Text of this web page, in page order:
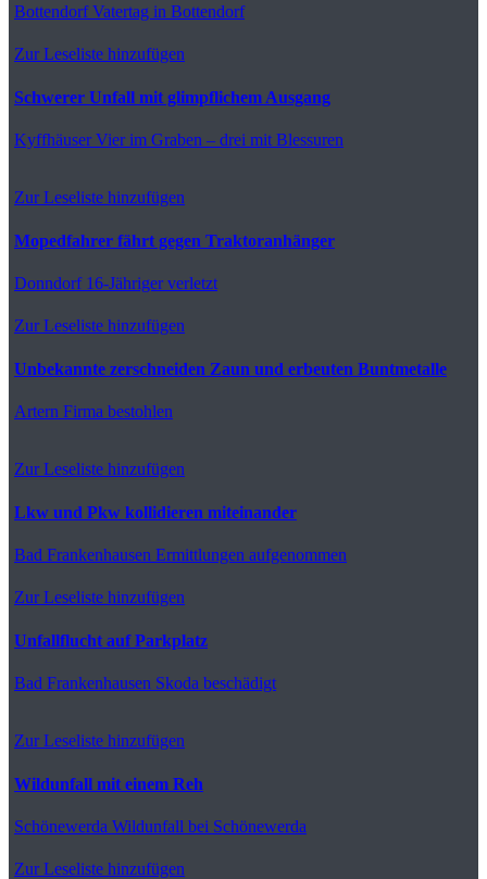
BottendorfVatertag in Bottendorf
Zur Leseliste hinzufügen
Schwerer Unfall mit glimpflichem Ausgang
KyffhäuserVier im Graben – drei mit Blessuren
Zur Leseliste hinzufügen
Mopedfahrer fährt gegen Traktoranhänger
Donndorf16-Jähriger verletzt
Zur Leseliste hinzufügen
Unbekannte zerschneiden Zaun und erbeuten Buntmetalle
Artern Firma bestohlen
Zur Leseliste hinzufügen
Lkw und Pkw kollidieren miteinander
Bad Frankenhausen Ermittlungen aufgenommen
Zur Leseliste hinzufügen
Unfallflucht auf Parkplatz
Bad Frankenhausen Skoda beschädigt
Zur Leseliste hinzufügen
Wildunfall mit einem Reh
Schönewerda Wildunfall bei Schönewerda
Zur Leseliste hinzufügen